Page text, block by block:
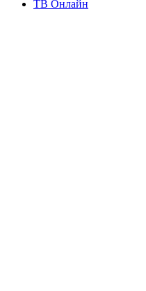
ТВ Онлайн